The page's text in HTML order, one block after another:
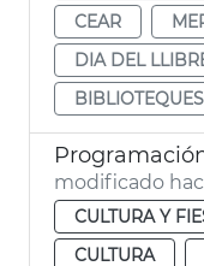
CEAR
DIA DEL
modificado
CULTURA Y
CULTURA